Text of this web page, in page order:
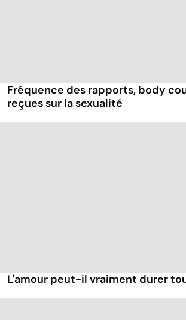
Fréquence des rapports, body
reçues sur la sexualité
L'amour peut-il vraiment durer